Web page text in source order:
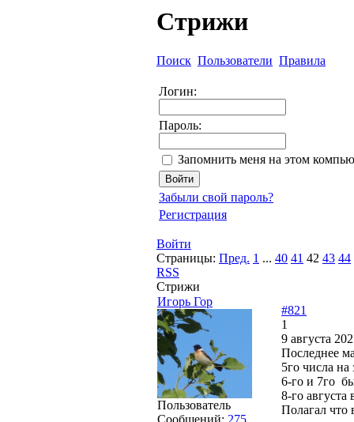
Стрижи
Поиск Пользователи Правила
Логин:
Пароль:
Запомнить меня на этом
Забыли свой пароль?
Регистрация
Войти
Страницы: Пред. 1 ... 40 41 42 43 44
RSS
Стрижи
Игорь Гор
Пользователь
Сообщений: 275
#821
1
9 августа
Последнее
5го числа на
6-го и 7го
8-го августа
Полагал что